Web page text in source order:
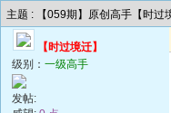
主题 : 【059期】原创高手【时过
【时过境迁】
级别： 一级高手
发帖: